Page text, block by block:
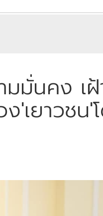
มั่นคง เฝ้
'เยาวชน'